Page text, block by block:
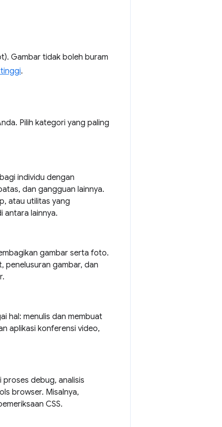
Gambar tidak boleh buram
.
Pilih kategori yang paling
individu dengan
dan gangguan lainnya.
atau utilitas yang
antara lainnya.
gambar serta foto.
penelusuran gambar, dan
hal: menulis dan membuat
aplikasi konferensi video,
debug, analisis
browser. Misalnya,
CSS.